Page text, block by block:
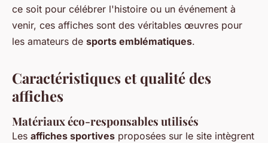
ce soit pour célébrer l'histoire ou un événement à
venir, ces affiches sont des véritables œuvres pour
les amateurs de sports emblématiques.
Caractéristiques et qualité des
affiches
Matériaux éco-responsables utilisés
Les affiches sportives proposées sur le site intègrent